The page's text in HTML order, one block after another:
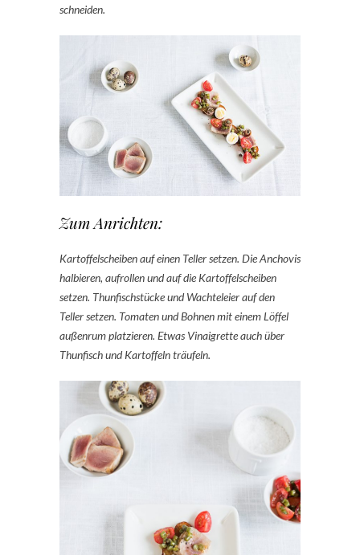
schneiden.
Zum Anrichten:
Kartoffelscheiben auf einen Teller setzen. Die Anchovis
halbieren, aufrollen und auf die Kartoffelscheiben
setzen. Thunfischstücke und Wachteleier auf den
Teller setzen. Tomaten und Bohnen mit einem Löffel
außenrum platzieren. Etwas Vinaigrette auch über
Thunfisch und Kartoffeln träufeln.